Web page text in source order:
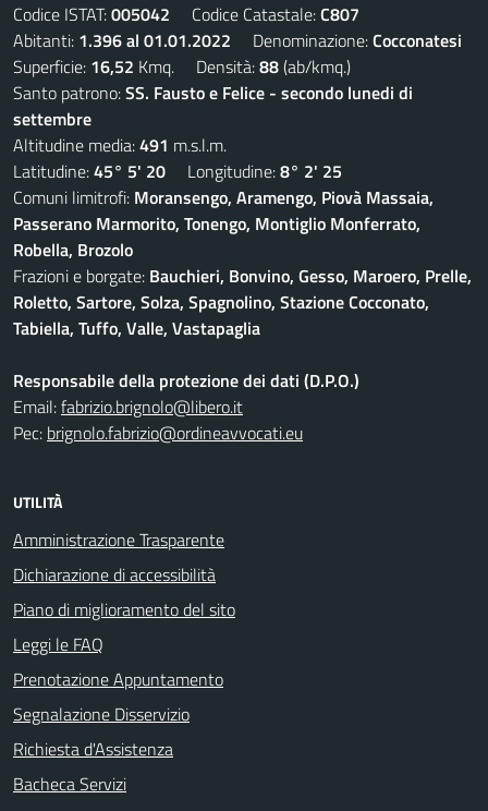
Codice ISTAT:005042 Codice Catastale:C807
Abitanti: 1.396 al 01.01.2022 Denominazione:Cocconatesi
Superficie: 16,52 Kmq. Densità:88(ab/kmq.)
Santo patrono:SS. Fausto e Felice - secondo lunedi di
settembre
Altitudine media:491 m.s.l.m.
Latitudine:45° 5' 20 Longitudine:8° 2' 25
Comuni limitrofi: Moransengo, Aramengo, Piovà Massaia,
Passerano Marmorito, Tonengo, Montiglio Monferrato,
Robella, Brozolo
Frazioni e borgate: Bauchieri, Bonvino, Gesso, Maroero, Prelle,
Roletto, Sartore, Solza, Spagnolino, Stazione Cocconato,
Tabiella, Tuffo, Valle, Vastapaglia
Responsabile della protezione dei dati (D.P.O.)
Email:fabrizio.brignolo@libero.it
Pec: brignolo.fabrizio@ordineavvocati.eu
UTILITÀ
Amministrazione Trasparente
Dichiarazione di accessibilità
Piano di miglioramento del sito
Leggi le FAQ
Prenotazione Appuntamento
Segnalazione Disservizio
Richiesta d'Assistenza
Bacheca Servizi